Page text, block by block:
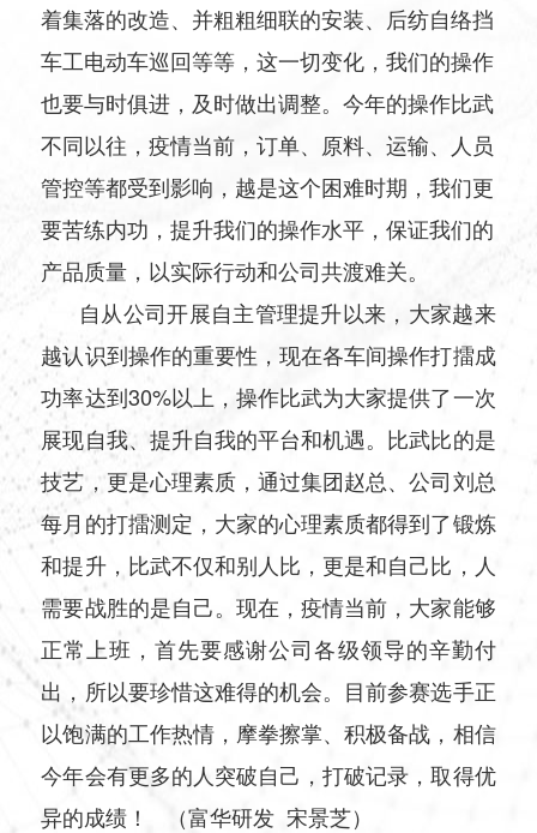
着集落的改造、并粗粗细联的安装、后纺自络挡
车工电动车巡回等等，这一切变化，我们的操作
也要与时俱进，及时做出调整。今年的操作比武
不同以往，疫情当前，订单、原料、运输、人员
管控等都受到影响，越是这个困难时期，我们更
要苦练内功，提升我们的操作水平，保证我们的
产品质量，以实际行动和公司共渡难关。
自从公司开展自主管理提升以来，大家越来
越认识到操作的重要性，现在各车间操作打擂成
功率达到30%以上，操作比武为大家提供了一次
展现自我、提升自我的平台和机遇。比武比的是
技艺，更是心理素质，通过集团赵总、公司刘总
每月的打擂测定，大家的心理素质都得到了锻炼
和提升，比武不仅和别人比，更是和自己比，人
需要战胜的是自己。现在，疫情当前，大家能够
正常上班，首先要感谢公司各级领导的辛勤付
出，所以要珍惜这难得的机会。目前参赛选手正
以饱满的工作热情，摩拳擦掌、积极备战，相信
今年会有更多的人突破自己，打破记录，取得优
异的成绩！ （富华研发 宋景芝）